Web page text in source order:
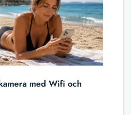
med Wifi och